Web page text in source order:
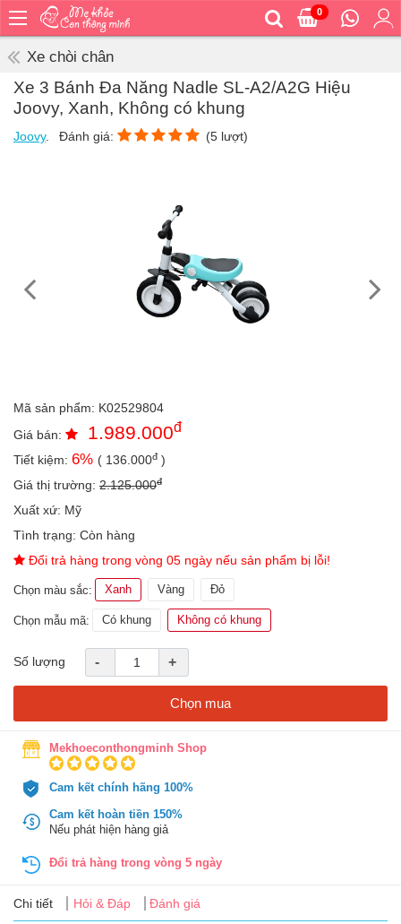
0
Bé
ăn
vệ
ngoài
an
toàn
Bé
Bé
mà
học
Dành
mẹ
cho
bố
trong
Tin
tức
FAQ
Xe chòi chân
Xe 3 Bánh Đa Năng Nadle SL-A2/A2G Hiệu
Joovy, Xanh, Không có khung
Joovy. Đánh giá: (5 lượt)
Mã sản phẩm: K02529804
Giá bán:
1.989.000đ
Tiết kiệm: 6% ( 136.000đ )
Giá thị trường: 2.125.000đ
Xuất xứ: Mỹ
Tình trạng: Còn hàng
Đổi trả hàng trong vòng 05 ngày nếu sản phẩm bị lỗi!
Chọn màu sắc: Xanh Vàng Đỏ
Chọn mẫu mã: Có khung Không có khung
Số lượng - +
Chọn mua
Mekhoeconthongminh Shop
Cam kết chính hãng 100%
Cam kết hoàn tiền 150%
Nếu phát hiện hàng giả
Đổi trả hàng trong vòng 5 ngày
Chi tiết Hỏi & Đáp Đánh giá